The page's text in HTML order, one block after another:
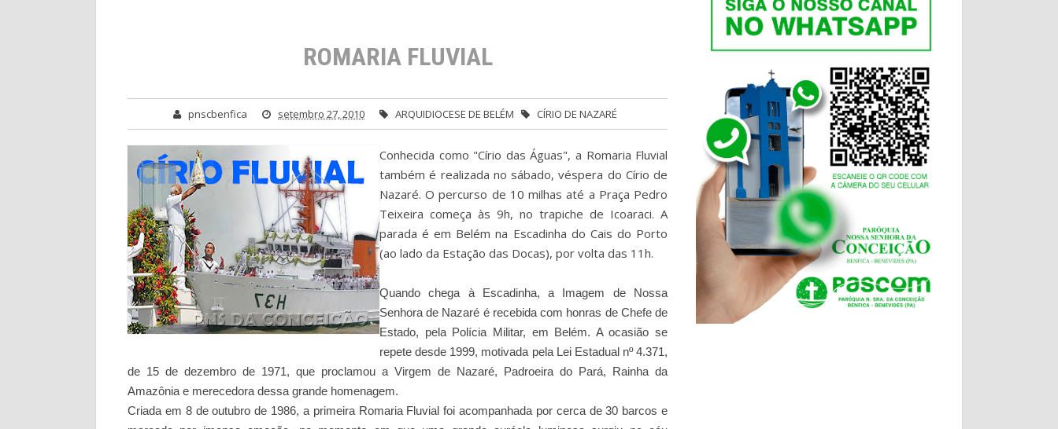
ROMARIA FLUVIAL
pnscbenfica setembro 27, 2010 ARQUIDIOCESE DE BELÉM CÍRIO DE NAZARÉ
Conhecida como "Círio das Águas", a Romaria Fluvial
também é realizada no sábado, véspera do Círio de
Nazaré. O percurso de 10 milhas até a Praça Pedro
Teixeira começa às 9h, no trapiche de Icoaraci. A
parada é em Belém na Escadinha do Cais do Porto
(ao lado da Estação das Docas), por volta das 11h.
Quando chega à Escadinha, a Imagem de Nossa
Senhora de Nazaré é recebida com honras de Chefe de
Estado, pela Polícia Militar, em Belém. A ocasião se
repete desde 1999, motivada pela Lei Estadual nº 4.371,
de 15 de dezembro de 1971, que proclamou a Virgem de Nazaré, Padroeira do Pará, Rainha da
Amazônia e merecedora dessa grande homenagem.
Criada em 8 de outubro de 1986, a primeira Romaria Fluvial foi acompanhada por cerca de 30 barcos e